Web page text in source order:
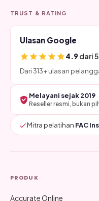
TRUST & RATING
Ulasan Google
4.9dari 5
Dari 313+ ulasan
Melayani sejak 2019
Reseller resmi, bukan
Mitra pelatihan FAC
PRODUK
Accurate Online